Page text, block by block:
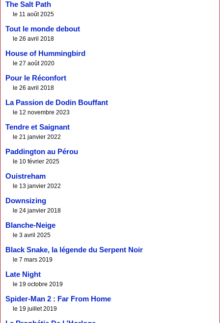
The Salt Path
le 11 août 2025
Tout le monde debout
le 26 avril 2018
House of Hummingbird
le 27 août 2020
Pour le Réconfort
le 26 avril 2018
La Passion de Dodin Bouffant
le 12 novembre 2023
Tendre et Saignant
le 21 janvier 2022
Paddington au Pérou
le 10 février 2025
Ouistreham
le 13 janvier 2022
Downsizing
le 24 janvier 2018
Blanche-Neige
le 3 avril 2025
Black Snake, la légende du Serpent Noir
le 7 mars 2019
Late Night
le 19 octobre 2019
Spider-Man 2 : Far From Home
le 19 juillet 2019